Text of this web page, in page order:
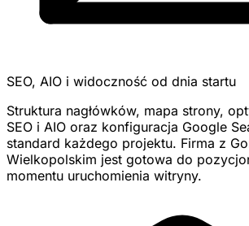
SEO, AIO i widoczność od dnia startu
Struktura nagłówków, mapa strony,
SEO i AIO oraz konfiguracja Google
standard każdego projektu. Firma z
Wielkopolskim jest gotowa do
momentu uruchomienia witryny.